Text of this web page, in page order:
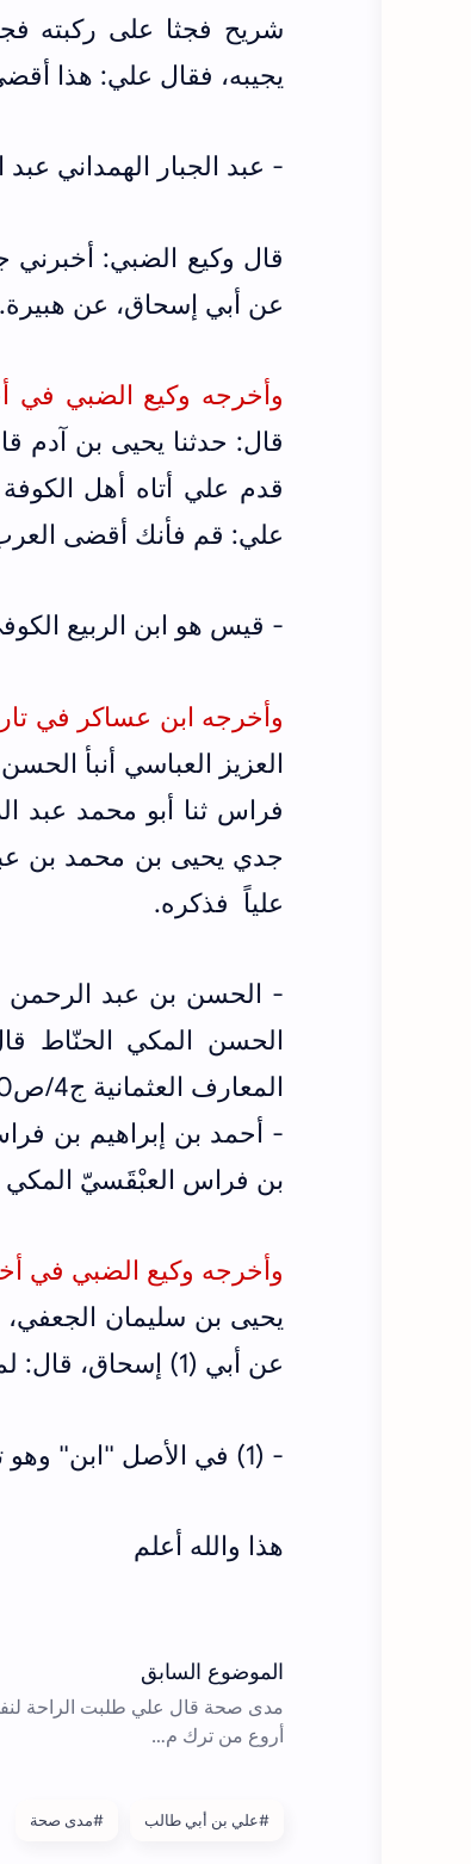
شريح فجثا على ركبته
يجيبه، فقال علي: هذا
- ‌عبد الجبار الهمداني
قال وكيع الضبي: أخبرني
عن أبي إسحاق، عن هبيرة.
وأخرجه وكيع الضبي في
قال: حدثنا يحيى بن آدم
قدم علي أتاه أهل
علي: قم فأنك أقضى
- قيس هو ابن الربيع
وأخرجه ابن عساكر في تاريخ
العزيز العباسي أنبأ
فراس ثنا أبو محمد عبد
جدي يحيى بن محمد بن
علياً فذكره.
- الحسن بن عبد الرحمن
الحسن المكي الحنّاط
المعارف العثمانية ج4/ص270)
- أحمد بن إبراهيم بن
‌بن ‌فراس العبْقَسيّ المكي
وأخرجه وكيع الضبي في أخبار
يحيى بن سليمان الجعفي،
عن أبي (1) إسحاق، قال: لما قدم على الكوفة اجتمع فذكره. هكذا ليس فيه هبيرة
- (1) في الأصل "ابن" وهو تصحيف
هذا والله أعلم
#علي بن أبي طالب #مدى صحة